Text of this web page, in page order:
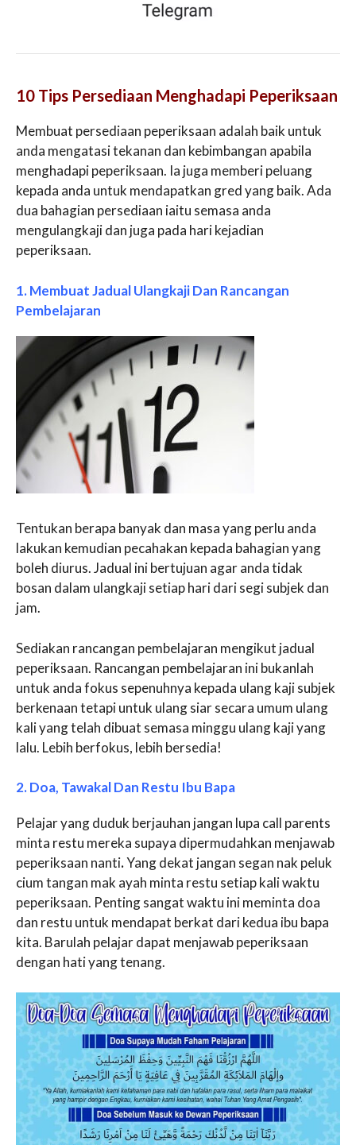
10 Tips Persediaan Menghadapi Peperiksaan
Membuat persediaan peperiksaan adalah baik untuk
anda mengatasi tekanan dan kebimbangan apabila
menghadapi peperiksaan. Ia juga memberi peluang
kepada anda untuk mendapatkan gred yang baik. Ada
dua bahagian persediaan iaitu semasa anda
mengulangkaji dan juga pada hari kejadian
peperiksaan.
1. Membuat Jadual Ulangkaji Dan Rancangan
Pembelajaran
Tentukan berapa banyak dan masa yang perlu anda
lakukan kemudian pecahakan kepada bahagian yang
boleh diurus. Jadual ini bertujuan agar anda tidak
bosan dalam ulangkaji setiap hari dari segi subjek dan
jam.
Sediakan rancangan pembelajaran mengikut jadual
peperiksaan. Rancangan pembelajaran ini bukanlah
untuk anda fokus sepenuhnya kepada ulang kaji subjek
berkenaan tetapi untuk ulang siar secara umum ulang
kali yang telah dibuat semasa minggu ulang kaji yang
lalu. Lebih berfokus, lebih bersedia!
2. Doa, Tawakal Dan Restu Ibu Bapa
Pelajar yang duduk berjauhan jangan lupa call parents
minta restu mereka supaya dipermudahkan menjawab
peperiksaan nanti.Yang dekat jangan segan nak peluk
cium tangan mak ayah minta restu setiap kali waktu
peperiksaan. Penting sangat waktu ini meminta doa
dan restu untuk mendapat berkat dari kedua ibu bapa
kita. Barulah pelajar dapat menjawab peperiksaan
dengan hati yang tenang.